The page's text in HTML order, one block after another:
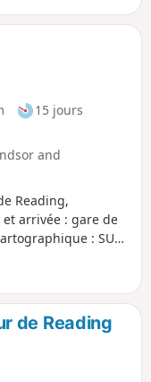
15 jours
and
Reading,
arrivée : gare de
: SU
de Reading